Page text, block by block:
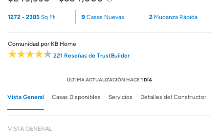
1272 - 2385 Sq Ft 9Casas Nuevas 2 Mudanza Rápida
Comunidad por KB Home
221 Reseñas de TrustBuilder
ÚLTIMA ACTUALIZACIÓN HACE1 DÍA
Vista General Casas Disponibles Servicios Detalles del Constructor
VISTA GENERAL